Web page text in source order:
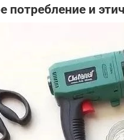
потребление и